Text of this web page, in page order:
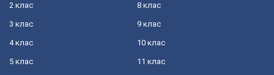
2 клас
3 клас
4 клас
5 клас
8 клас
9 клас
10 клас
11 клас